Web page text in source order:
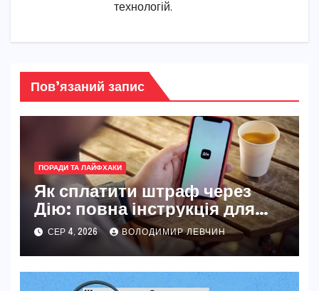
технологій.
Пов’язаний запис
ПОРАДИ ТА ЛАЙФХАКИ
Як сплатити штраф через
Дію: повна інструкція для
новачків і досвідчених
СЕР 4, 2026 ВОЛОДИМИР ЛЕВЧИН